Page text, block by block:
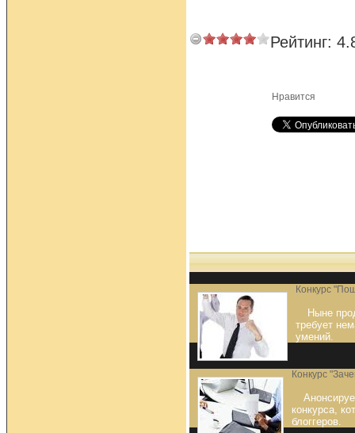
Рейтинг:
Нравится
Конкурс
Ныне
требует
умений.
Конкурс
конкурса,
блоггеров.